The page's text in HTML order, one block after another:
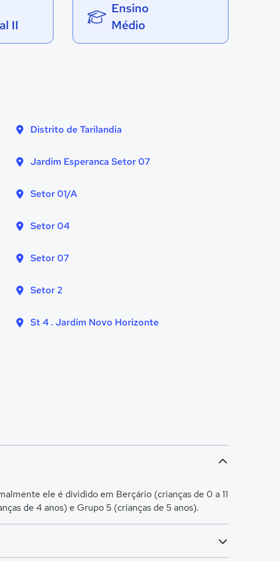
II
Ensino
Médio
Distrito de Tarilandia
Jardim Esperanca Setor 07
Setor 01/A
Setor 04
Setor 07
Setor 2
St 4 . Jardim Novo Horizonte
ele é dividido em Berçário (crianças de 0 a 11
de 4 anos) e Grupo 5 (crianças de 5 anos).